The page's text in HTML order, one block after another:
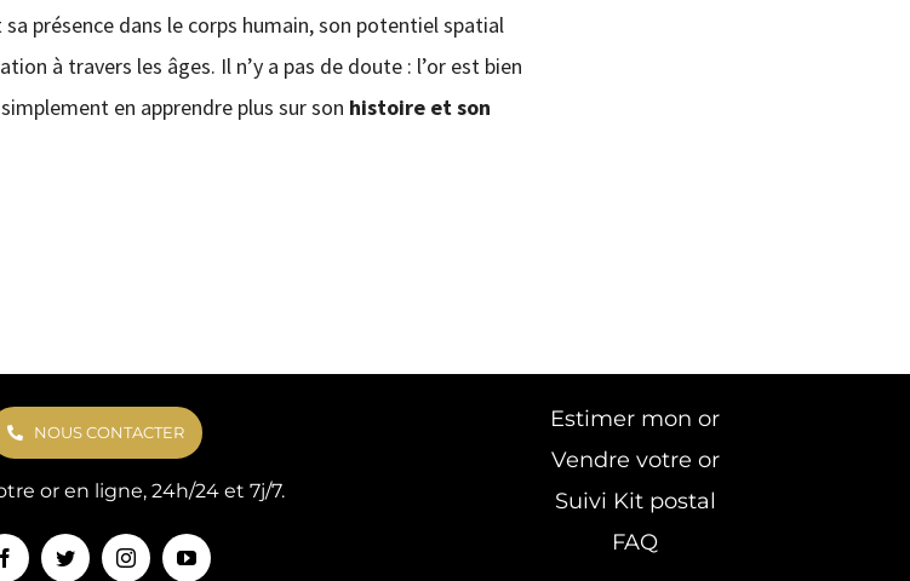
présence dans le corps humain, son potentiel spatial
à travers les âges. Il n’y a pas de doute : l’or est bien
en apprendre plus sur son histoire et son
NOUS CONTACTER
or en ligne, 24h/24 et 7j/7.
Estimer mon or
Vendre votre or
Suivi Kit postal
FAQ